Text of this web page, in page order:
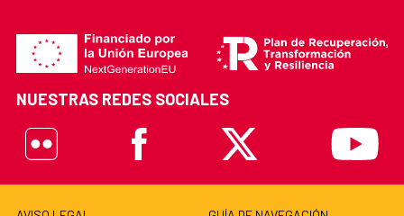
NUESTRAS REDES SOCIALES
Flickr
Facebook X Youtube